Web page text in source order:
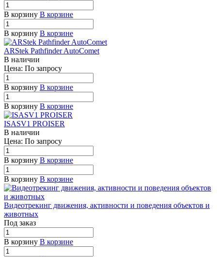
В корзину В корзине
В корзину В корзине
ARStek Pathfinder AutoComet
В наличии
Цена: По запросу
В корзину В корзине
В корзину В корзине
ISASV1 PROISER
В наличии
Цена: По запросу
В корзину В корзине
В корзину В корзине
Видеотрекинг движения, активности и поведения объектов и
животных
Под заказ
В корзину В корзине